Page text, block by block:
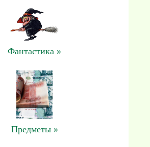
Фантастика »
Предметы »